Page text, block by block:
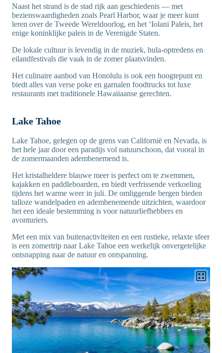
Naast het strand is de stad rijk aan geschiedenis — met
bezienswaardigheden zoals Pearl Harbor, waar je meer kunt
leren over de Tweede Wereldoorlog, en het ʻIolani Paleis, het
enige koninklijke paleis in de Verenigde Staten.
De lokale cultuur is levendig in de muziek, hula-optredens en
eilandfestivals die vaak in de zomer plaatsvinden.
Het culinaire aanbod van Honolulu is ook een hoogtepunt en
biedt alles van verse poke en garnalen foodtrucks tot luxe
restaurants met traditionele Hawaiiaanse gerechten.
Lake Tahoe
Lake Tahoe, gelegen op de grens van Californië en Nevada, is
het hele jaar door een paradijs vol natuurschoon, dat vooral in
de zomermaanden adembenemend is.
Het kristalheldere blauwe meer is perfect om te zwemmen,
kajakken en paddleboarden, en biedt verfrissende verkoeling
tijdens het warme weer in juli. De omliggende bergen bieden
talloze wandelpaden en adembenemende uitzichten, waardoor
het een ideale bestemming is voor natuurliefhebbers en
avonturiers.
Met een mix van buitenactiviteiten en een rustieke, relaxte sfeer
is een zomertrip naar Lake Tahoe een werkelijk onvergetelijke
ontsnapping naar de natuur en ontspanning.